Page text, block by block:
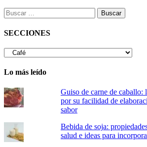
Buscar:
SECCIONES
SECCIONES
Lo más leído
Guiso de carne de caballo:
por su facilidad de
sabor
Bebida de soja:
salud e ideas para